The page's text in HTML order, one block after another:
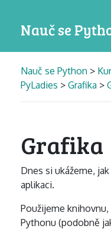
Nauč se
Nauč se Python >
PyLadies > Grafika >
Grafika
Dnes si ukážeme,
aplikaci.
Použijeme
Pythonu (podobně